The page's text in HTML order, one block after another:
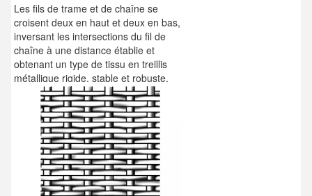
Les fils de trame et de chaîne se
croisent deux en haut et deux en bas,
inversant les intersections du fil de
chaîne à une distance établie et
obtenant un type de tissu en treillis
métallique rigide, stable et robuste.